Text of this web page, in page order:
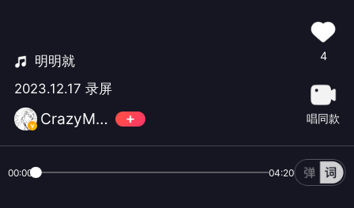
明明就
2023.12.17 录屏
CrazyMo救世界
4
唱同款
00:00 04:20